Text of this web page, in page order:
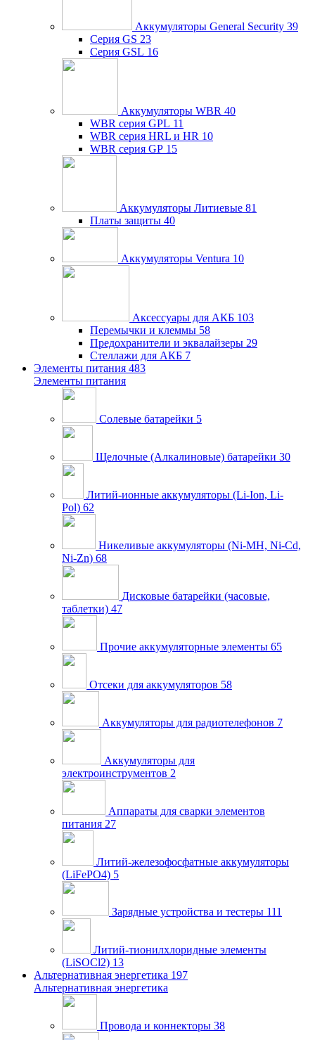
Аккумуляторы General Security 39
Серия GS 23
Серия GSL 16
Аккумуляторы WBR 40
WBR серия GPL 11
WBR серия HRL и HR 10
WBR серия GP 15
Аккумуляторы Литиевые 81
Платы защиты 40
Аккумуляторы Ventura 10
Аксессуары для АКБ 103
Перемычки и клеммы 58
Предохранители и эквалайзеры 29
Стеллажи для АКБ 7
Элементы питания 483
Элементы питания
Солевые батарейки 5
Щелочные (Алкалиновые) батарейки 30
Литий-ионные аккумуляторы (Li-Ion, Li-
Pol) 62
Никеливые аккумуляторы (Ni-MH, Ni-Cd,
Ni-Zn) 68
Дисковые батарейки (часовые,
таблетки) 47
Прочие аккумуляторные элементы 65
Отсеки для аккумуляторов 58
Аккумуляторы для радиотелефонов 7
Аккумуляторы для
электроинструментов 2
Аппараты для сварки элементов
питания 27
Литий-железофосфатные аккумуляторы
(LiFePO4) 5
Зарядные устройства и тестеры 111
Литий-тионилхлоридные элементы
(LiSOCl2) 13
Альтернативная энергетика 197
Альтернативная энергетика
Провода и коннекторы 38